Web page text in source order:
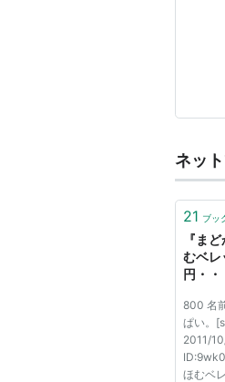
ネッ
21 ブッ
『ま
むベ
円・・
800 名
ぱい。
2011/
ほむベ